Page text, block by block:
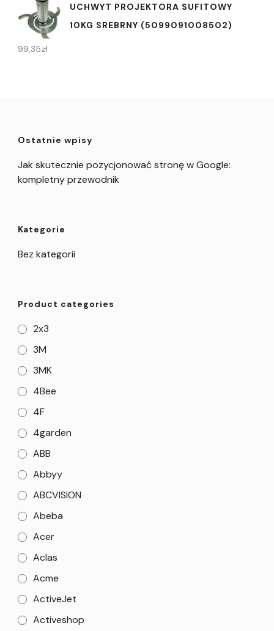
UCHWYT PROJEKTORA SUFITOWY
10KG SREBRNY (5099091008502)
99,35zł
Ostatnie wpisy
Jak skutecznie pozycjonować stronę w Google:
kompletny przewodnik
Kategorie
Bez kategorii
Product categories
2x3
3M
3MK
4Bee
4F
4garden
ABB
Abbyy
ABCVISION
Abeba
Acer
Aclas
Acme
ActiveJet
Activeshop